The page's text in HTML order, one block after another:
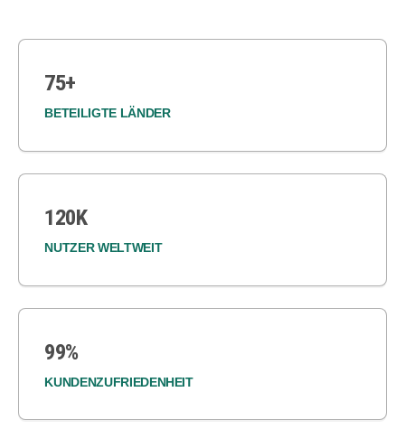
75+
BETEILIGTE LÄNDER
120K
NUTZER WELTWEIT
99%
KUNDENZUFRIEDENHEIT